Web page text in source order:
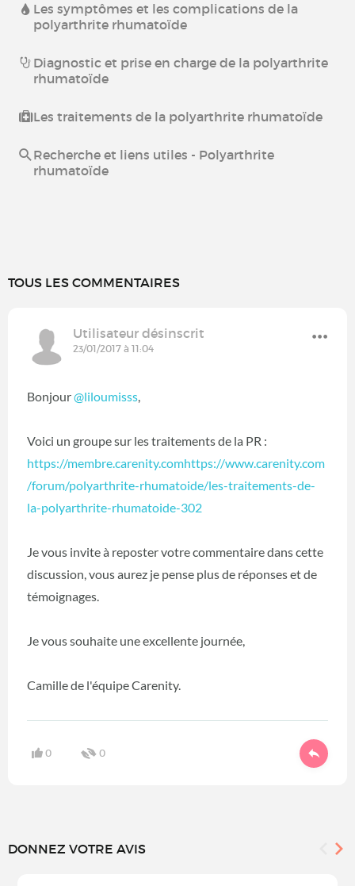
Les symptômes et les complications de la
polyarthrite rhumatoïde
Diagnostic et prise en charge de la polyarthrite
rhumatoïde
Les traitements de la polyarthrite rhumatoïde
Recherche et liens utiles - Polyarthrite
rhumatoïde
TOUS LES COMMENTAIRES
Utilisateur désinscrit
23/01/2017 à 11:04
Bonjour@liloumisss,
Voici un groupe sur les traitements de la PR :
https://membre.carenity.comhttps://www.carenity.com
/forum/polyarthrite-rhumatoide/les-traitements-de-
la-polyarthrite-rhumatoide-302
Je vous invite à reposter votre commentaire dans cette
discussion, vous aurez je pense plus de réponses et de
témoignages.
Je vous souhaite une excellente journée,
Camille de l'équipe Carenity.
0 0
DONNEZ VOTRE AVIS